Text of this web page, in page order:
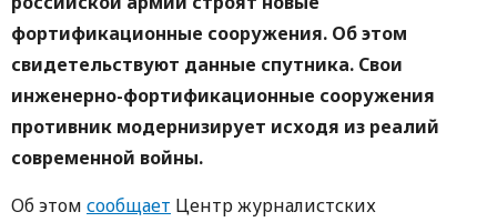
фортификационные сооружения. Об этом
свидетельствуют данные спутника. Свои
инженерно-фортификационные сооружения
противник модернизирует исходя из реалий
современной войны.
Об этом сообщает Центр журналистских